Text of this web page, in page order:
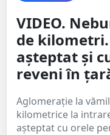
VIDEO.
de
așteptat și
reveni în
Aglomerație la
kilometrice la
așteptat cu orele